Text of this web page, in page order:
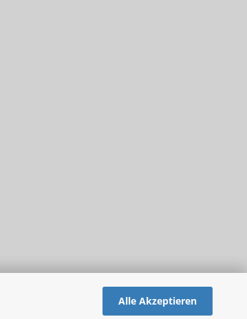
Alle Akzeptieren